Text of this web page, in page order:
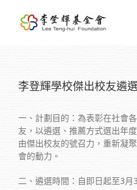
李登輝學校傑出校友遴
一、計劃目的：為表彰在社會
友，以遴選、推薦方式選出年
由傑出校友的號召力，重新凝
會的動力。
二、遴選時間：自即日起至3月